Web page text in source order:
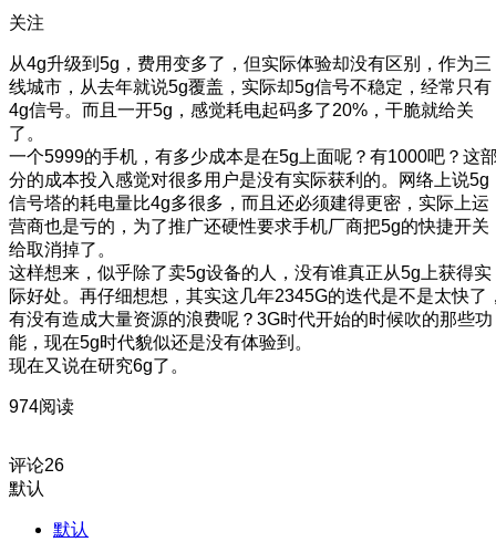
关注
从4g升级到5g，费用变多了，但实际体验却没有区别，作为三
线城市，从去年就说5g覆盖，实际却5g信号不稳定，经常只有
4g信号。而且一开5g，感觉耗电起码多了20%，干脆就给关
了。
一个5999的手机，有多少成本是在5g上面呢？有1000吧？这
分的成本投入感觉对很多用户是没有实际获利的。网络上说5g
信号塔的耗电量比4g多很多，而且还必须建得更密，实际上运
营商也是亏的，为了推广还硬性要求手机厂商把5g的快捷开关
给取消掉了。
这样想来，似乎除了卖5g设备的人，没有谁真正从5g上获得实
际好处。再仔细想想，其实这几年2345G的迭代是不是太快了
有没有造成大量资源的浪费呢？3G时代开始的时候吹的那些功
能，现在5g时代貌似还是没有体验到。
现在又说在研究6g了。
974阅读
评论26
默认
默认